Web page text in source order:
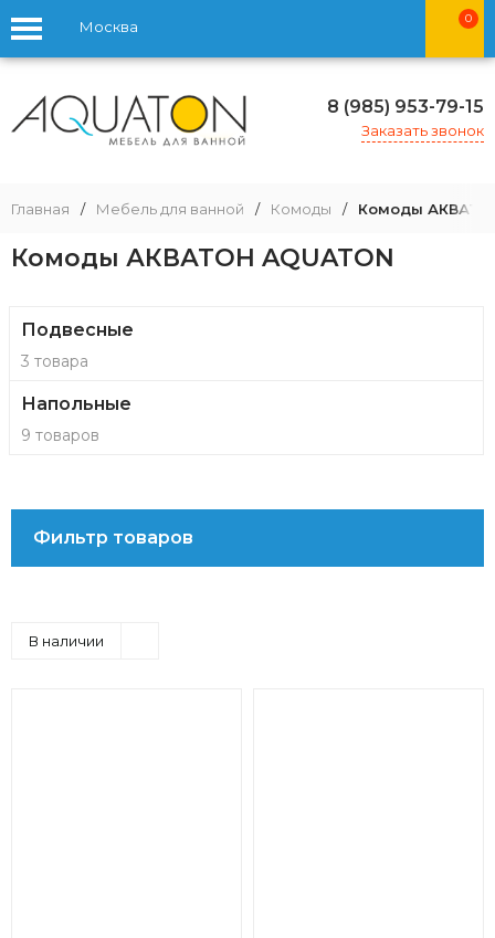
Москва 0
8 (985) 953-79-15
Заказать звонок
Главная / Мебель для ванной / Комоды / Комоды
Комоды АКВАТОН AQUATON
Подвесные
3 товара
Напольные
9 товаров
Фильтр товаров
В наличии